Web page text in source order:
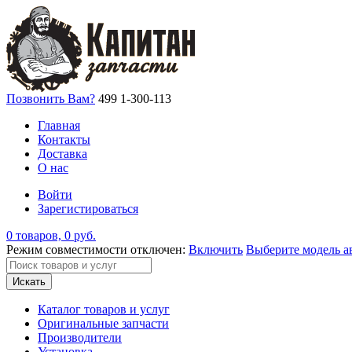
Позвонить Вам? 499 1-300-113
Главная
Контакты
Доставка
О нас
Войти
Зарегистироваться
0 товаров, 0 руб.
Режим совместимости отключен: Включить Выберите модель
Искать
Каталог товаров и услуг
Оригинальные запчасти
Производители